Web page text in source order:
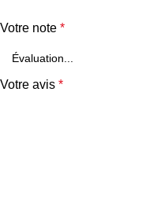
Votre note *
Votre avis *